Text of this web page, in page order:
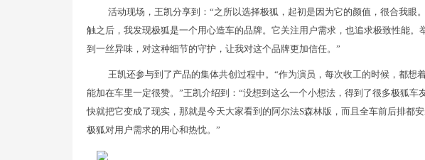
活动现场，王凯分享到：“之所以选择极狐，起初是因为它的颜值，很合我眼
触之后，我发现极狐是一个用心造车的品牌。它关注用户需求，也追求极致性能。
到一丝异味，对这种细节的守护，让我对这个品牌更加信任。”
王凯还参与到了产品的集体共创过程中。“作为演员，每次收工的时候，都想
能加在车里一定很赞。”王凯介绍到：“没想到这么一个小想法，得到了很多极狐车
快就把它变成了现实，那就是今天大家看到的阿尔法S森林版，而且全车前后排都
极狐对用户需求的用心和热忱。”